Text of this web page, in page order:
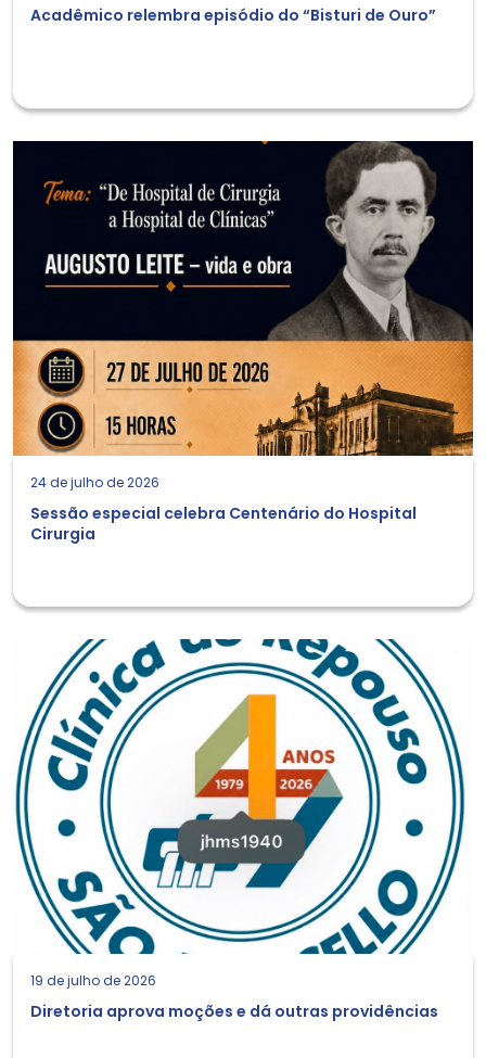
Acadêmico relembra episódio do “Bisturi de Ouro”
24 de julho de 2026
Sessão especial celebra Centenário do Hospital
Cirurgia
19 de julho de 2026
Diretoria aprova moções e dá outras providências